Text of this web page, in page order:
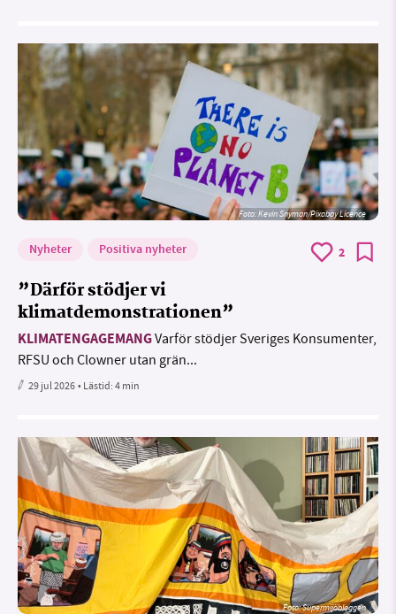
Foto:Kevin Snyman/Pixabay Licence
Nyheter Positiva nyheter 2
”Därför stödjer vi
klimatdemonstrationen”
KLIMATENGAGEMANGVarför stödjer Sveriges Konsumenter,
RFSU och Clowner utan grän...
29 jul 2026• Lästid:4 min
Foto: Supermijöbloggen